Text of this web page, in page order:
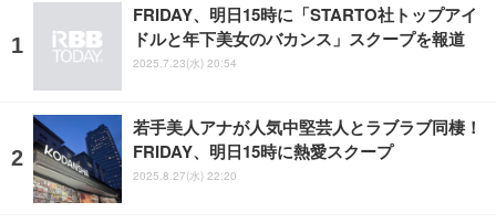
FRIDAY、明日15時に「STARTO社トップアイ
ドルと年下美女のバカンス」スクープを報道
2025.7.23(水) 20:54
若手美人アナが人気中堅芸人とラブラブ同棲！
FRIDAY、明日15時に熱愛スクープ
2025.8.27(水) 22:20